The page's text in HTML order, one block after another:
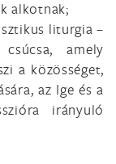
alkotnak;
liturgia –
amely
a közösséget,
az Ige és a
irányuló